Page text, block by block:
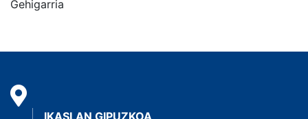
Gehigarria
IKASLAN GIPUZKOA